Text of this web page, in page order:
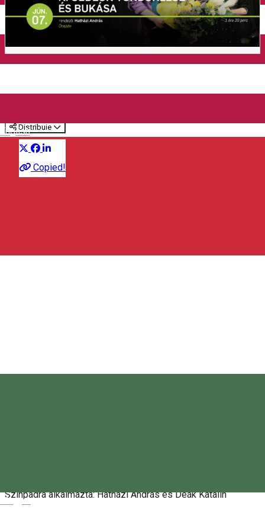
English
Magyar
Închirieri auto
Închirieri de biciclete
bukása
Distribuie
Copied!
Teatru
Színpadra alkalmazta: Hatházi András és Deák Katalin